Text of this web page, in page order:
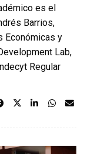
es el
Barrios,
Económicas y
Lab,
Regular